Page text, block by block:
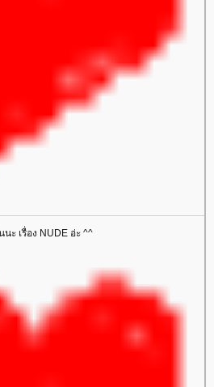
ะ เรื่อง NUDE อ่ะ ^^